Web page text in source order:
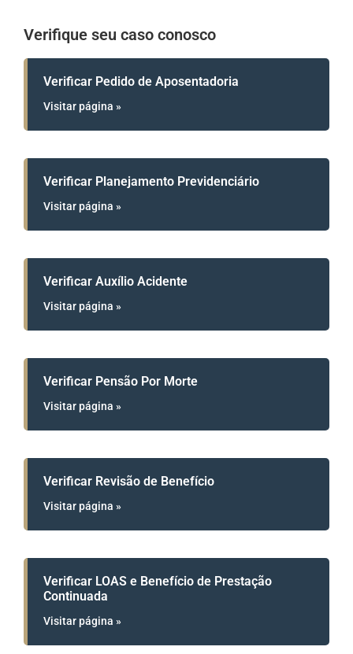
Verifique seu caso conosco
Verificar Pedido de Aposentadoria
Visitar página »
Verificar Planejamento Previdenciário
Visitar página »
Verificar Auxílio Acidente
Visitar página »
Verificar Pensão Por Morte
Visitar página »
Verificar Revisão de Benefício
Visitar página »
Verificar LOAS e Benefício de Prestação
Continuada
Visitar página »